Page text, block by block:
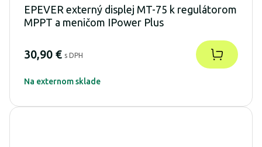
EPEVER externý displej MT-75 k regulátorom
MPPT a meničom IPower Plus
30,90 € s DPH
Na externom sklade